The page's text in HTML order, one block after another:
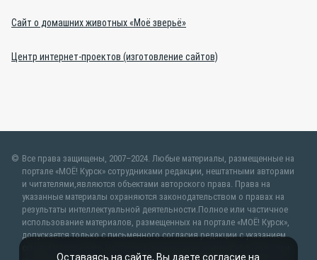
Сайт о домашних животных «Моё зверьё»
Центр интернет-проектов (изготовление сайтов)
Все права защищены, 2007–2024. Любые материалы, размещенные на
портале «МОЁ! Курск» сотрудниками редакции, нештатными авторами
и читателями,являются объектами авторского права. Права на
указанные материалы охраняются законодательством о правах на
результаты интеллектуальной деятельности.Полное или частичное
использование материалов, размещенных на портале «МОЁ! Курск»,
допускается только с письменного согласия редакции с указанием
Оставаясь на сайте, Вы даете согласие на